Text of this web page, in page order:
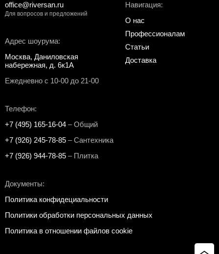
Адрес шоурума:
Москва, Даниловская
набережная, д. 6к1А
Ежедневно с 10-00 до 21-00
Телефон:
+7 (495) 165-16-04 – Общий
+7 (926) 245-78-85 – Сантехника
+7 (926) 944-78-85 – Плитка
Документы:
Политика конфидециальности
Политики обработки персональных данных
Политика в отношении файлов cookie
Навигация:
О нас
Профессионалам
Статьи
Доставка
office@riversan.ru
Для вопросов и предложений